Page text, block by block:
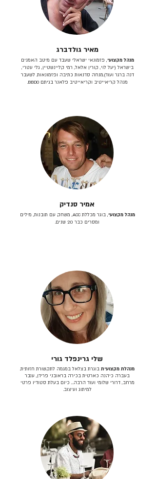
מאיר גולדברג
מנהל מקצועי, פזמונאי ישראלי שעבד עם מיטב האמנים
בישראל (יעל לוי, קורין אלאל, רמי קליינשטיין, גלי עטרי,
דנה ברגר ועוד).מנחה סדנאות כתיבה ופזמונאות. לשעבר
מנהל קריאייטיב וקריאייטיב פלאנר בגיתם BBDO.
אמיר סנדיק
מנהל מקצועי
, בוגר מכללת ACC, משחק עם תובנות, מילים
ומסרים כבר 20 שנים.
שלי גרינפלד גורי
מנהלת מקצועית בוגרת בצלאל במגמה לתקשורת חזותית.
בעברה כיהנה כארטית בכירה בראובני פרידן, ענבר
מרחב, דרורי שלומי ועוד הרבה… כיום בעלת סטודיו פרטי
למיתוג ועיצוב.